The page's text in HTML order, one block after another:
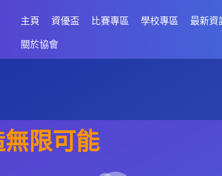
主頁 資優盃 比賽專區 學校專區 最新資
關於協會
限可能